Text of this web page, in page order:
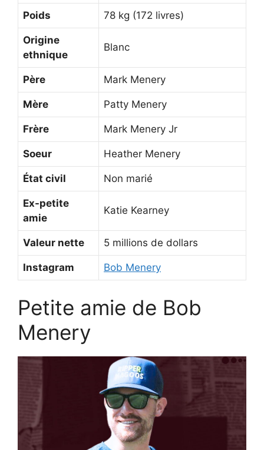
Poids 78 kg (172 livres)
Origine
ethnique
Blanc
Père Mark Menery
Mère Patty Menery
Frère Mark Menery Jr
Soeur Heather Menery
État civil Non marié
Ex-petite
amie
Katie Kearney
Valeur nette 5 millions de dollars
Instagram Bob Menery
Petite amie de Bob
Menery